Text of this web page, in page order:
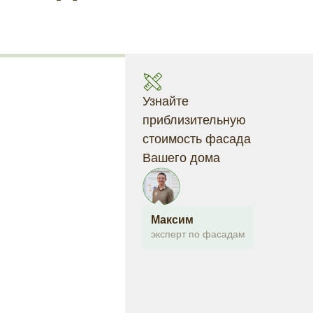
Узнайте
приблизительную
стоимость фасада
Вашего дома
Максим
эксперт по фасадам